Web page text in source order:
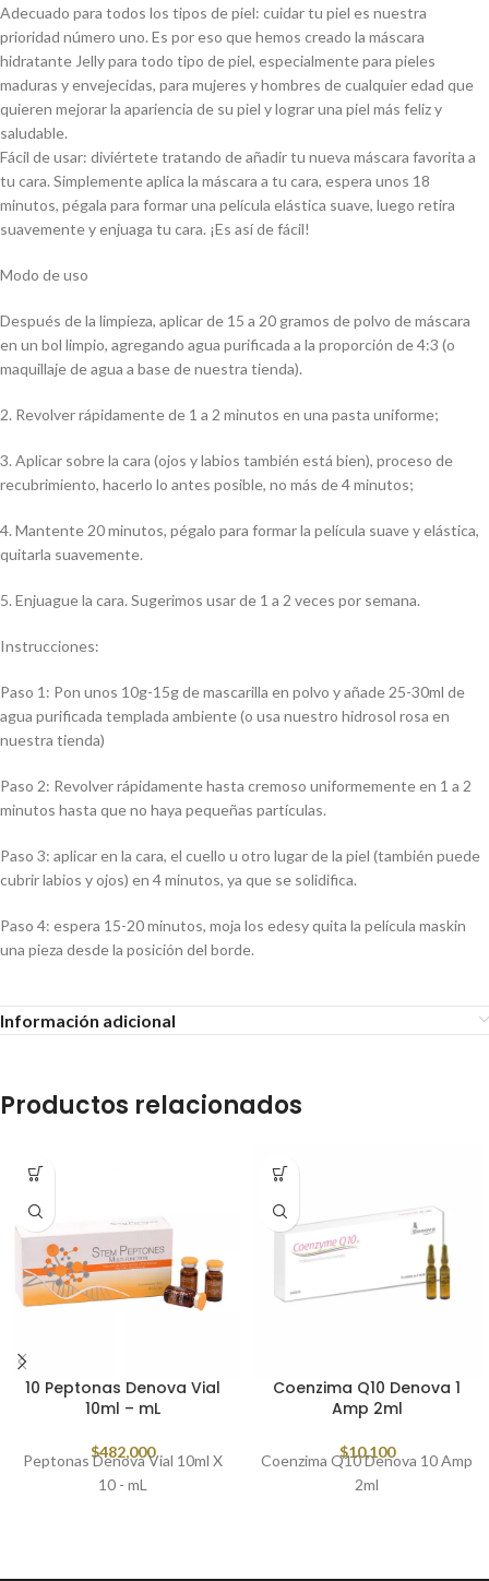
Adecuado para todos los tipos de piel: cuidar tu piel es nuestra
prioridad número uno. Es por eso que hemos creado la máscara
hidratante Jelly para todo tipo de piel, especialmente para pieles
maduras y envejecidas, para mujeres y hombres de cualquier edad que
quieren mejorar la apariencia de su piel y lograr una piel más feliz y
saludable.
Fácil de usar: diviértete tratando de añadir tu nueva máscara favorita a
tu cara. Simplemente aplica la máscara a tu cara, espera unos 18
minutos, pégala para formar una película elástica suave, luego retira
suavemente y enjuaga tu cara. ¡Es así de fácil!
Modo de uso
Después de la limpieza, aplicar de 15 a 20 gramos de polvo de máscara
en un bol limpio, agregando agua purificada a la proporción de 4:3 (o
maquillaje de agua a base de nuestra tienda).
2. Revolver rápidamente de 1 a 2 minutos en una pasta uniforme;
3. Aplicar sobre la cara (ojos y labios también está bien), proceso de
recubrimiento, hacerlo lo antes posible, no más de 4 minutos;
4. Mantente 20 minutos, pégalo para formar la película suave y elástica,
quitarla suavemente.
5. Enjuague la cara. Sugerimos usar de 1 a 2 veces por semana.
Instrucciones:
Paso 1: Pon unos 10g-15g de mascarilla en polvo y añade 25-30ml de
agua purificada templada ambiente (o usa nuestro hidrosol rosa en
nuestra tienda)
Paso 2: Revolver rápidamente hasta cremoso uniformemente en 1 a 2
minutos hasta que no haya pequeñas partículas.
Paso 3: aplicar en la cara, el cuello u otro lugar de la piel (también puede
cubrir labios y ojos) en 4 minutos, ya que se solidifica.
Paso 4: espera 15-20 minutos, moja los edesy quita la película maskin
una pieza desde la posición del borde.
Información adicional
Productos relacionados
10 Peptonas Denova Vial
10ml – mL
$482,000
Peptonas Denova Vial 10ml X
10 - mL
Coenzima Q10 Denova 1
Amp 2ml
$10,100
Coenzima Q10 Denova 10 Amp
2ml